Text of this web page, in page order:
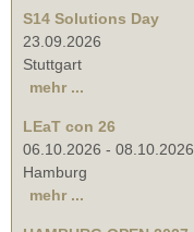
S14 Solutions Day
23.09.2026
Stuttgart
mehr ...
LEaT con 26
06.10.2026 - 08.10.2026
Hamburg
mehr ...